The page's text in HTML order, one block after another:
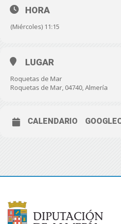
HORA
(Miércoles) 11:15
LUGAR
Roquetas de Mar
Roquetas de Mar, 04740, Almería
CALENDARIO